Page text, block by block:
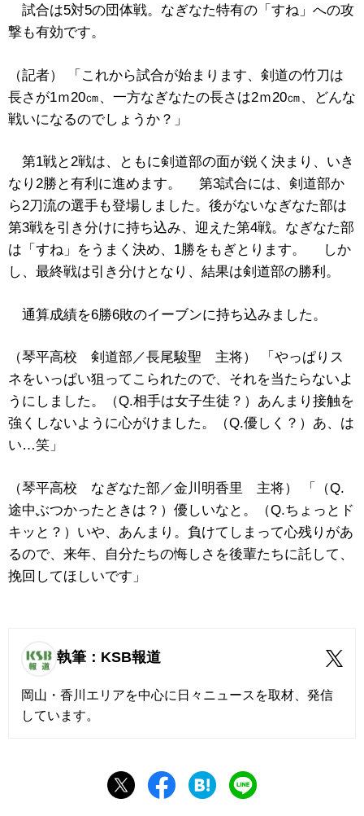
試合は5対5の団体戦。なぎなた特有の「すね」への攻
撃も有効です。
（記者） 「これから試合が始まります、剣道の竹刀は
長さが1ｍ20㎝、一方なぎなたの長さは2ｍ20㎝、どんな
戦いになるのでしょうか？」
第1戦と2戦は、ともに剣道部の面が鋭く決まり、いき
なり2勝と有利に進めます。 第3試合には、剣道部か
ら2刀流の選手も登場しました。後がないなぎなた部は
第3戦を引き分けに持ち込み、迎えた第4戦。なぎなた部
は「すね」をうまく決め、1勝をもぎとります。 しか
し、最終戦は引き分けとなり、結果は剣道部の勝利。
通算成績を6勝6敗のイーブンに持ち込みました。
（琴平高校 剣道部／長尾駿聖 主将） 「やっぱりス
ネをいっぱい狙ってこられたので、それを当たらないよ
うにしました。（Q.相手は女子生徒？）あんまり接触を
強くしないように心がけました。（Q.優しく？）あ、は
い…笑」
（琴平高校 なぎなた部／金川明香里 主将） 「（Q.
途中ぶつかったときは？）優しいなと。（Q.ちょっとド
キッと？）いや、あんまり。負けてしまって心残りがあ
るので、来年、自分たちの悔しさを後輩たちに託して、
挽回してほしいです」
執筆：KSB報道
岡山・香川エリアを中心に日々ニュースを取材、発信
しています。